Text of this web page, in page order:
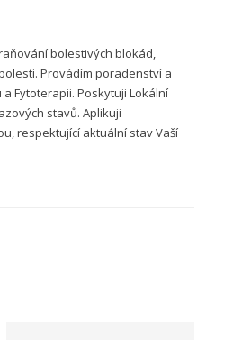
bolestivých blokád,
Provádím poradenství a
Fytoterapii. Poskytuji Lokální
stavů. Aplikuji
respektující aktuální stav Vaší